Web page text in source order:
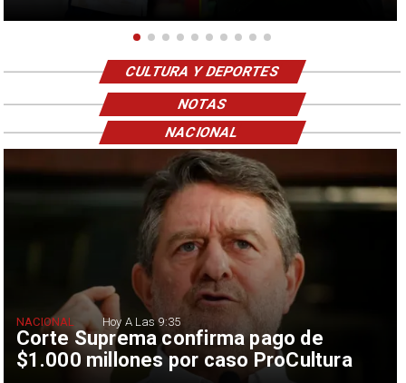
CULTURA Y DEPORTES
NOTAS
Corte Suprema confirma pago de
$1.000 millones por caso ProCultura
NACIONAL Hoy A Las 9:35
NACIONAL